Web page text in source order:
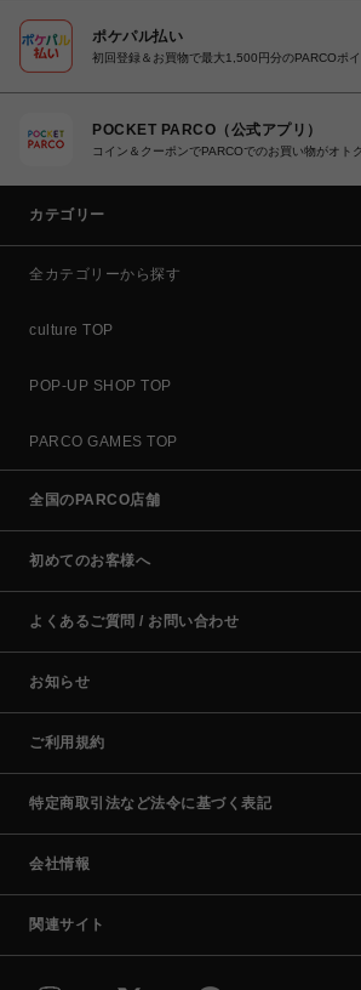
ポケパル払い
初回登録＆お買物で最大1,500円分のPARCOポ
POCKET PARCO（公式アプリ）
コイン＆クーポンでPARCOでのお買い物がオト
カテゴリー
全カテゴリーから探す
culture TOP
POP-UP SHOP TOP
PARCO GAMES TOP
全国のPARCO店舗
初めてのお客様へ
よくあるご質問 / お問い合わせ
お知らせ
ご利用規約
特定商取引法など法令に基づく表記
会社情報
関連サイト